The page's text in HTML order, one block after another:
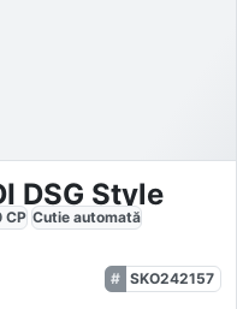
DSG Style
CP Cutie automată
SKO242157